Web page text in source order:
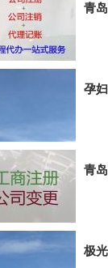
青
孕
青
极